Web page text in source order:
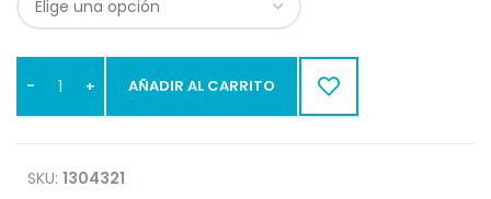
AÑADIR AL CARRITO
SKU: 1304321